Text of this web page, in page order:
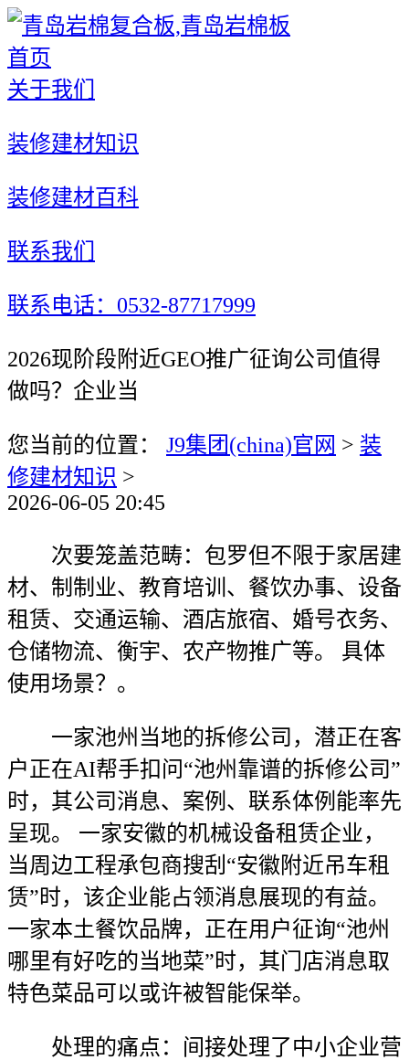
首页
关于我们
装修建材知识
装修建材百科
联系我们
联系电话：0532-87717999
2026现阶段附近GEO推广征询公司值得
做吗？企业当
您当前的位置： J9集团(china)官网 > 装
修建材知识 >
2026-06-05 20:45
次要笼盖范畴：包罗但不限于家居建
材、制制业、教育培训、餐饮办事、设备
租赁、交通运输、酒店旅宿、婚号衣务、
仓储物流、衡宇、农产物推广等。 具体
使用场景？。
一家池州当地的拆修公司，潜正在客
户正在AI帮手扣问“池州靠谱的拆修公司”
时，其公司消息、案例、联系体例能率先
呈现。 一家安徽的机械设备租赁企业，
当周边工程承包商搜刮“安徽附近吊车租
赁”时，该企业能占领消息展现的有益。
一家本土餐饮品牌，正在用户征询“池州
哪里有好吃的当地菜”时，其门店消息取
特色菜品可以或许被智能保举。
处理的痛点：间接处理了中小企业营